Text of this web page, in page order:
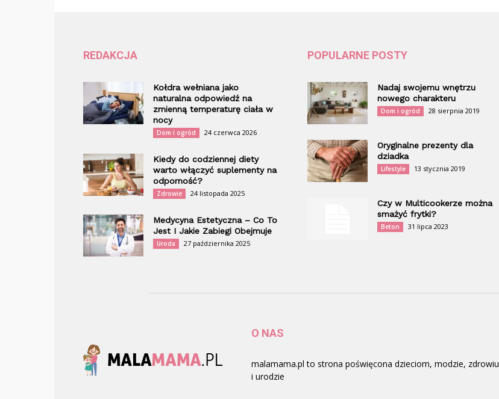
REDAKCJA
Kołdra wełniana jako
naturalna odpowiedź na
zmienną temperaturę ciała w
nocy
Dom i ogród 24 czerwca 2026
Kiedy do codziennej diety
warto włączyć suplementy na
odporność?
Zdrowie 24 listopada 2025
Medycyna Estetyczna – Co To
Jest I Jakie Zabiegi Obejmuje
Uroda 27 października 2025
POPULARNE POSTY
Nadaj swojemu wnętrzu
nowego charakteru
Dom i ogród 28 sierpnia 2019
Oryginalne prezenty dla
dziadka
Lifestyle 13 stycznia 2019
Czy w Multicookerze można
smażyć frytki?
Beton 31 lipca 2023
O NAS
malamama.pl to strona poświęcona dzieciom, modzie, zdrowiu
i urodzie